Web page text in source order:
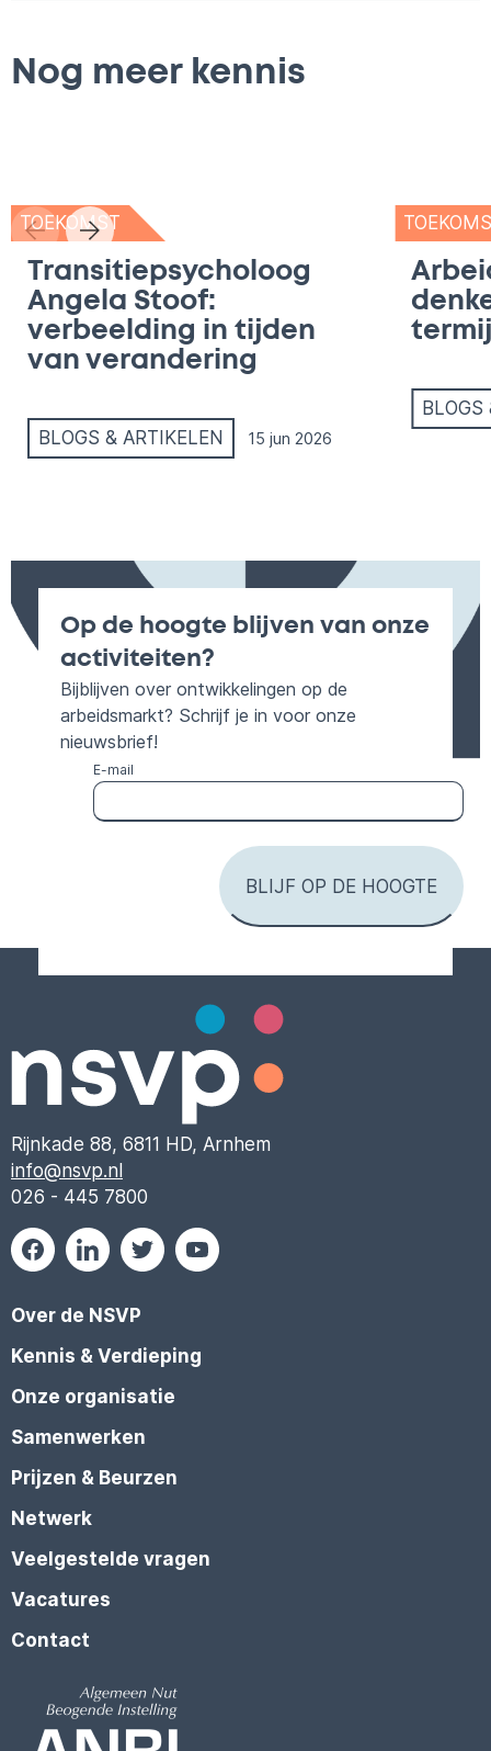
Nog meer kennis
TOEKOMST
Transitiepsycholoog
Angela Stoof:
verbeelding in tijden
van verandering
BLOGS & ARTIKELEN 15 jun 2026
Op de hoogte blijven van onze
activiteiten?
Bijblijven over ontwikkelingen op de
arbeidsmarkt? Schrijf je in voor onze
nieuwsbrief!
E-mail
Rijnkade 88, 6811 HD, Arnhem
info@nsvp.nl
026 - 445 7800
Over de NSVP
Kennis & Verdieping
Onze organisatie
Samenwerken
Prijzen & Beurzen
Netwerk
Veelgestelde vragen
Vacatures
Contact